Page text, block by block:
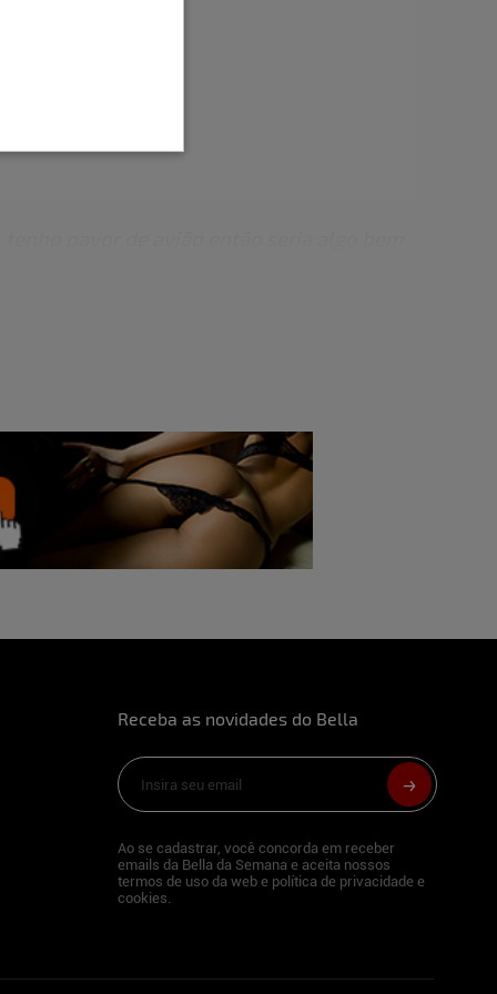
em cima de um Jet-ski, em uma
quando acontecem coisas inesperadas
revelar! Kkkk
fantasias eróticas, é o ménage com mais
principalmente quando o parceiro gosta
e faria novamente.
Receba as novidades do Bella
Ao se cadastrar, você concorda em receber
emails da Bella da Semana e aceita nossos
termos de uso da web e política de privacidade e
cookies.